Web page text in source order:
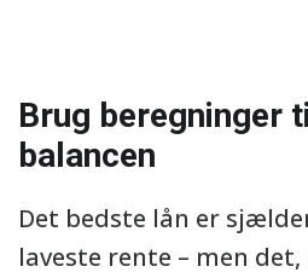
Brug beregninger
balancen
Det bedste lån er
laveste rente – men